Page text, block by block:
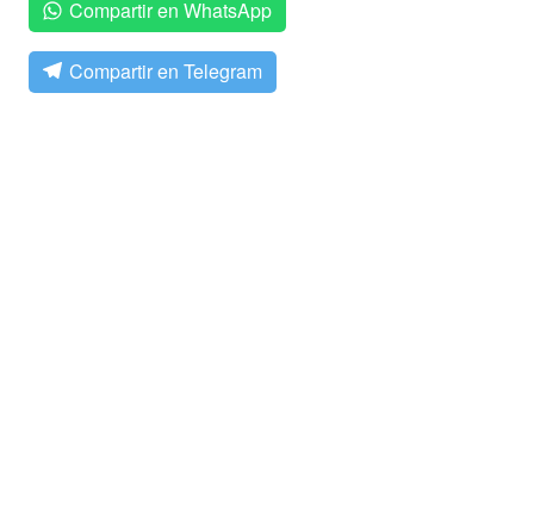
Compartir en WhatsApp
Compartir en Telegram